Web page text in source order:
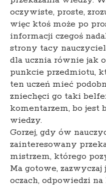
oczywiste, proste,
więc ktoś może po
informacji czegoś
strony tacy
dla ucznia równie jak
punkcie przedmiotu,
ten uczeń mieć
zniechęci go taki
komentarzem, bo jest
wiedzy.
Gorzej, gdy ów
zainteresowany
mistrzem, którego
Ma gotowe, zazwyczaj
oczach, odpowiedzi